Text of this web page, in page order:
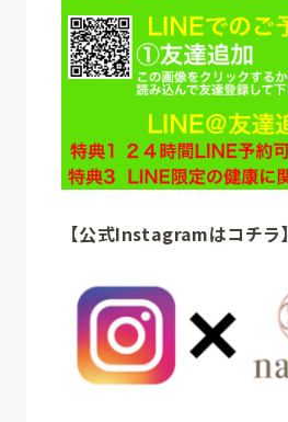
【公式Instagramはコチラ】